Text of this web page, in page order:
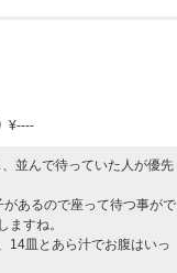
¥----
並んで待っていた人が優先
あるので座って待つ事がで
ますね。
14皿とあら汁でお腹はいっ